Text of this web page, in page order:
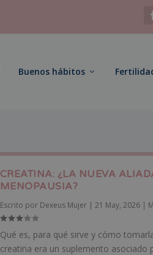
Buenos hábitos
CREATINA: ¿LA NUEVA
MENOPAUSIA?
Escrito por Dexeus Mujer| 21 May, 2026|
Qué es, para qué sirve y cómo
creatina era un suplemento asociado